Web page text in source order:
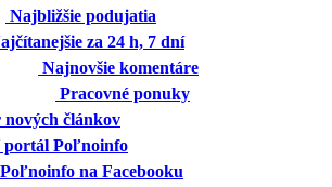
Najbližšie podujatia
za 24 h, 7 dní
Najnovšie komentáre
Pracovné ponuky
nových článkov
Poľnoinfo
Poľnoinfo na Facebooku